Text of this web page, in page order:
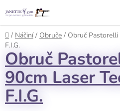
na
obsah
Domů
/ Náčiní / Obruče / Obruč Pastorelli
F.I.G.
Obruč
90cm Laser
F.I.G.